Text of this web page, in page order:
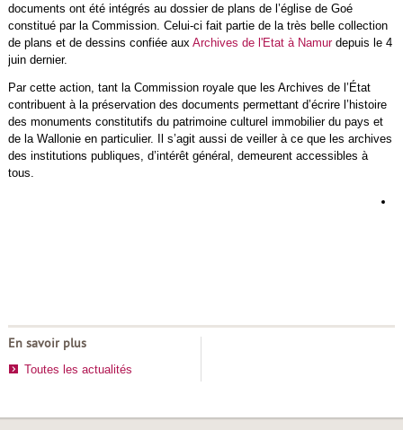
documents ont été intégrés au dossier de plans de l’église de Goé
constitué par la Commission. Celui-ci fait partie de la très belle collection
de plans et de dessins confiée aux Archives de l'Etat à Namurdepuis le 4
juin dernier.
Par cette action, tant la Commission royale que les Archives de l’État
contribuent à la préservation des documents permettant d’écrire l’histoire
des monuments constitutifs du patrimoine culturel immobilier du pays et
de la Wallonie en particulier. Il s’agit aussi de veiller à ce que les archives
des institutions publiques, d’intérêt général, demeurent accessibles à
tous.
En savoir plus
Toutes les actualités